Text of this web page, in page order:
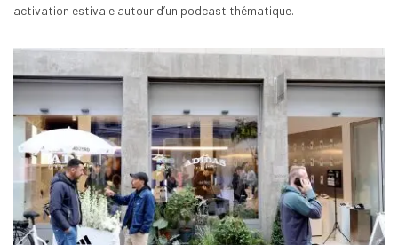
activation estivale autour d’un podcast thématique.